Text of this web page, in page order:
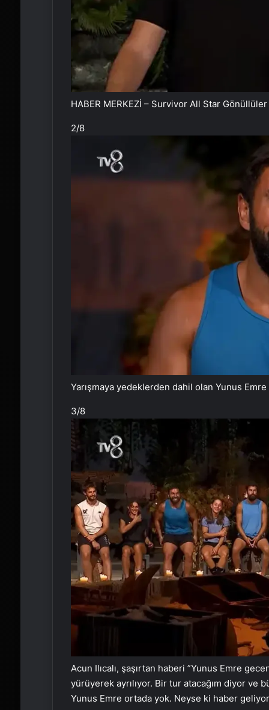
HABER MERKEZİ – Survivor All Star
2/8
Yarışmaya yedeklerden dahil olan Yunus
3/8
Acun Ilıcalı, şaşırtan haberi ”Yunus Emre
yürüyerek ayrılıyor. Bir tur atacağım diyor ve
Yunus Emre ortada yok. Neyse ki haber